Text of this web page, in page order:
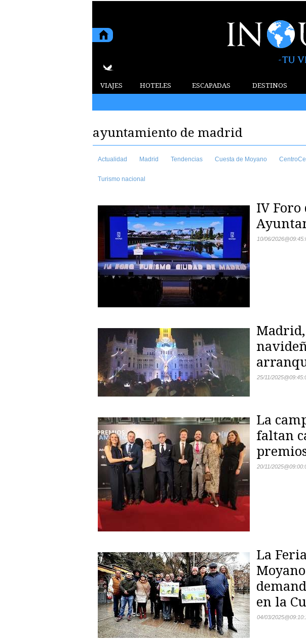
VIAJES HOTELES ESCAPADAS DESTINOS
ayuntamiento de madrid
Actualidad Madrid Tendencias Cuesta de Moyano
Turismo nacional
IV Foro
10/06/2026@
25/11/2025@
La
faltan
20/11/2025@
La
en la
04/03/2025@